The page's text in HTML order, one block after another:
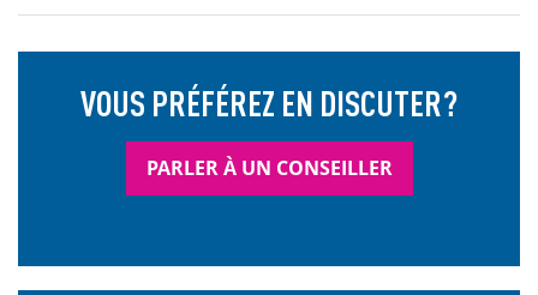
VOUS PRÉFÉREZ EN DISCUTER?
PARLER À UN CONSEILLER